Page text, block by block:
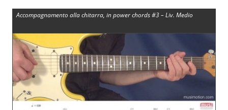
Accompagnamento alla chitarra, in power chords #3 – Liv. Medio